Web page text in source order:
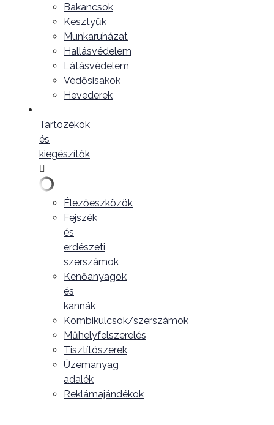
Bakancsok
Kesztyűk
Munkaruházat
Hallásvédelem
Látásvédelem
Védősisakok
Hevederek
Tartozékok
és
kiegészítők
Élezőeszközök
Fejszék
és
erdészeti
szerszámok
Kenőanyagok
és
kannák
Kombikulcsok/szerszámok
Műhelyfelszerelés
Tisztítószerek
Üzemanyag
adalék
Reklámajándékok